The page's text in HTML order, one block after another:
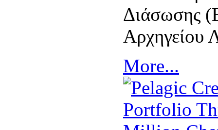
Διάσωσης
More...